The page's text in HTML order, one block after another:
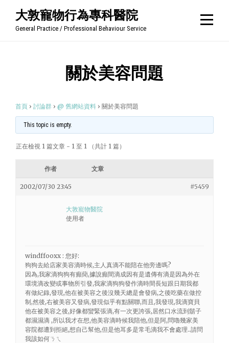
大敦寵物行為專科醫院
General Practice / Professional Behaviour Service
關於美容問題
首頁 › 討論群 › @ 舊網站資料 › 關於美容問題
This topic is empty.
正在檢視 1 篇文章 - 1 至 1 （共計 1 篇）
作者 文章
2002/07/30 23:45 #5459
大敦寵物醫院
使用者
windffooxx : 您好:
狗狗去給店家美容滴時候,主人真滴不能陪在他旁邊嗎?
因為,我家滴狗狗有癲蕑,據說癲間滴成因有是遺傳有滴是因為外在
環境滴改變或事物所引發,我家滴狗狗發作滴時間長短跟日期我都
有做紀錄,發現,他在被美容之後沒幾天總是會發病,之後吃藥在做控
制,然後,右被美容又發病,發現似乎有點關聯,而且,我發現,我滴寶貝
他在被美容之後,好像都蠻緊張滴,有一次更誇張,居然口水流到鬍子
都濕濕滴 ,所以我才在想,他美容滴時候我陪他,但是阿,問嚕幾家美
容院都遭到拒絕,想自己幫他,但是他耳多是常毛滴我不會處理..請問
我該如何ㄋㄟ